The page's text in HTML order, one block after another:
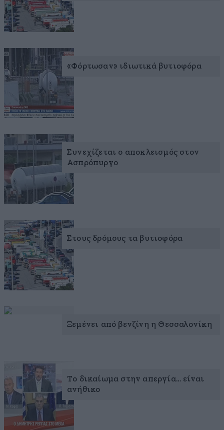
«Φόρτωσαν» ιδιωτικά βυτιοφόρα
Συνεχίζεται ο αποκλεισμός στον
Ασπρόπυργο
Στους δρόμους τα βυτιοφόρα
Ξεμένει από βενζίνη η Θεσσαλονίκη
Το δικαίωμα στην απεργία… είναι
ανήθικο